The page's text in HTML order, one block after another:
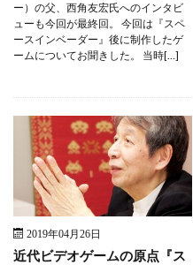
ー）の父、西角友宏氏へのインタビ
ューも今回が最終回。 今回は『スペ
ースインベーダー』後に制作したゲ
ームについてお聞きした。 当時[…]
2019年04月26日
近代ビデオゲームの原点『ス